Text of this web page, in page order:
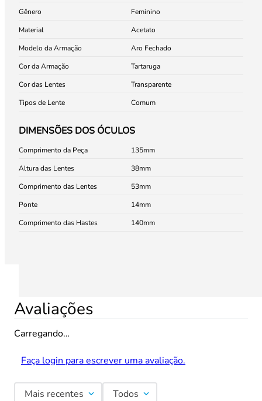
Gênero
Feminino
Material
Acetato
Modelo da Armação
Aro Fechado
Cor da Armação
Tartaruga
Cor das Lentes
Transparente
Tipos de Lente
Comum
DIMENSÕES DOS ÓCULOS
Comprimento da Peça
135
Altura das Lentes
38
Comprimento das Lentes
53
Ponte
14
Comprimento das Hastes
140
Avaliações
Carregando…
Faça login para escrever uma avaliação.
Mais recentes Todos